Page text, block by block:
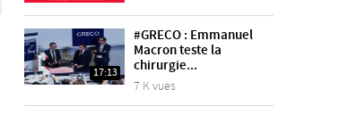
17:13
#GRECO : Emmanuel
Macron teste la
chirurgie...
7 K vues